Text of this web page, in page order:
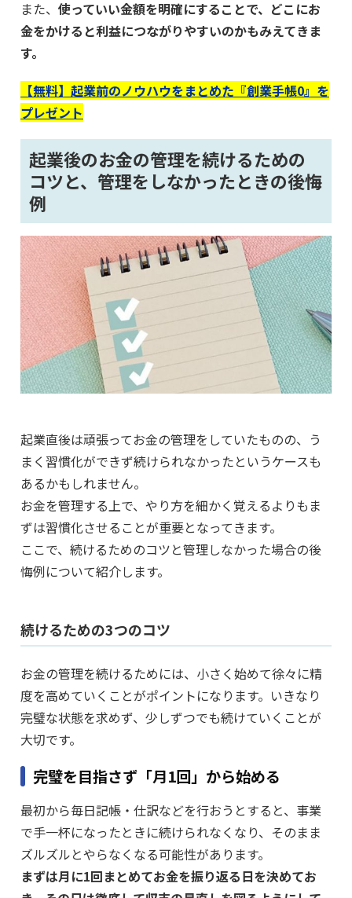
また、 使っていい金額を明確にすることで、どこにお
金をかけると利益につながりやすいのかもみえてきま
す。
【無料】起業前のノウハウをまとめた『創業手帳0』を
プレゼント
起業後のお金の管理を続けるための
コツと、管理をしなかったときの後悔
例
起業直後は頑張ってお金の管理をしていたものの、う
まく習慣化ができず続けられなかったというケースも
あるかもしれません。
お金を管理する上で、やり方を細かく覚えるよりもま
ずは習慣化させることが重要となってきます。
ここで、続けるためのコツと管理しなかった場合の後
悔例について紹介します。
続けるための3つのコツ
お金の管理を続けるためには、小さく始めて徐々に精
度を高めていくことがポイントになります。いきなり
完璧な状態を求めず、少しずつでも続けていくことが
大切です。
完璧を目指さず「月1回」から始める
最初から毎日記帳・仕訳などを行おうとすると、事業
で手一杯になったときに続けられなくなり、そのまま
ズルズルとやらなくなる可能性があります。
まずは月に1回まとめてお金を振り返る日を決めてお